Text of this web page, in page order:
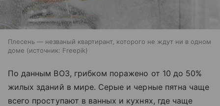
Плесень — незваный квартирант, которого не ждут ни в одном
доме
источник: Freepik
По данным ВОЗ, грибком поражено от 10 до 50%
жилых зданий в мире. Серые и черные пятна чаще
всего проступают в ванных и кухнях, где чаще